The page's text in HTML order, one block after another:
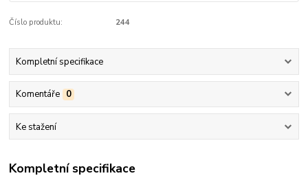
Číslo produktu: 244
Kompletní specifikace
Komentáře 0
Ke stažení
Kompletní specifikace